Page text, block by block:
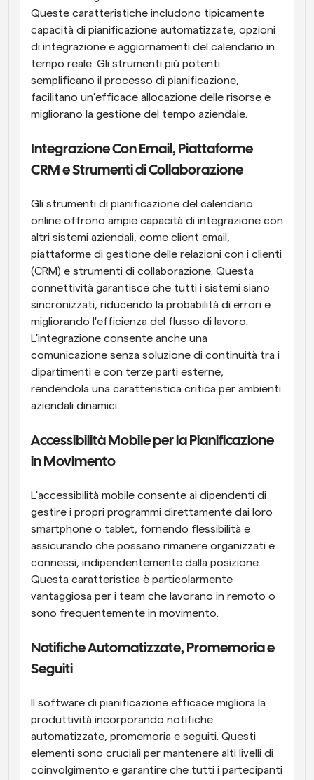
Queste caratteristiche includono tipicamente
capacità di pianificazione automatizzate, opzioni
di integrazione e aggiornamenti del calendario in
tempo reale. Gli strumenti più potenti
semplificano il processo di pianificazione,
facilitano un'efficace allocazione delle risorse e
migliorano la gestione del tempo aziendale.
Integrazione Con Email, Piattaforme
CRM e Strumenti di Collaborazione
Gli strumenti di pianificazione del calendario
online offrono ampie capacità di integrazione con
altri sistemi aziendali, come client email,
piattaforme di gestione delle relazioni con i clienti
(CRM) e strumenti di collaborazione. Questa
connettività garantisce che tutti i sistemi siano
sincronizzati, riducendo la probabilità di errori e
migliorando l'efficienza del flusso di lavoro.
L'integrazione consente anche una
comunicazione senza soluzione di continuità tra i
dipartimenti e con terze parti esterne,
rendendola una caratteristica critica per ambienti
aziendali dinamici.
Accessibilità Mobile per la Pianificazione
in Movimento
L'accessibilità mobile consente ai dipendenti di
gestire i propri programmi direttamente dai loro
smartphone o tablet, fornendo flessibilità e
assicurando che possano rimanere organizzati e
connessi, indipendentemente dalla posizione.
Questa caratteristica è particolarmente
vantaggiosa per i team che lavorano in remoto o
sono frequentemente in movimento.
Notifiche Automatizzate, Promemoria e
Seguiti
Il software di pianificazione efficace migliora la
produttività incorporando notifiche
automatizzate, promemoria e seguiti. Questi
elementi sono cruciali per mantenere alti livelli di
coinvolgimento e garantire che tutti i partecipanti